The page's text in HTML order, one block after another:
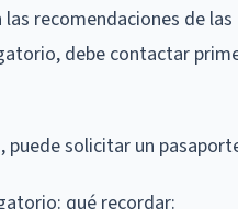
recomendaciones de
debe contactar
puede solicitar un
qué recordar: